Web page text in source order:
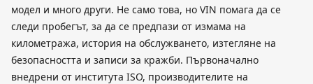
модел и много други. Не само това, но VIN помага да се
следи пробегът, за да се предпази от измама на
километража, история на обслужването, изтегляне на
безопасността и записи за кражби. Първоначално
внедрени от института ISO, производителите на